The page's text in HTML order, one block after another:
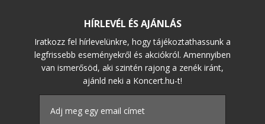
HÍRLEVÉL ÉS AJÁNLÁS
Iratkozz fel hírlevelünkre, hogy tájékoztathassunk a
legfrissebb eseményekről és akciókról. Amennyiben
van ismerősöd, aki szintén rajong a zenék iránt,
ajánld neki a Koncert.hu-t!